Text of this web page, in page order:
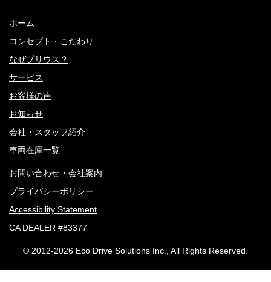
ホーム
コンセプト・こだわり
なぜプリウス？
サービス
お客様の声
お知らせ
会社・スタッフ紹介
車両在庫一覧
お問い合わせ・会社案内
プライバシーポリシー
Accessibility Statement
CA DEALER #83377
© 2012-2026 Eco Drive Solutions Inc., All Rights Reserved.